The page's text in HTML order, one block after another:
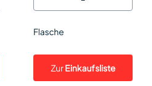
Flasche
ZurEinkaufsliste